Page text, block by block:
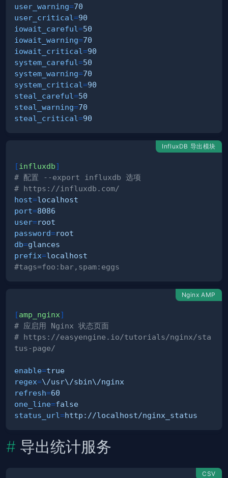
user_warning=70
user_critical=90
iowait_careful=50
iowait_warning=70
iowait_critical=90
system_careful=50
system_warning=70
system_critical=90
steal_careful=50
steal_warning=70
steal_critical=90
InfluxDB 导出模块
[ influxdb]
# 配置 --export influxdb 选项
# https://influxdb.com/
host=localhost
port=8086
user=root
password=root
db=glances
prefix=localhost
#tags=foo:bar,spam:eggs
Nginx AMP
[amp_nginx]
# 应启用 Nginx 状态页面
# https://easyengine.io/tutorials/nginx/sta
tus-page/
enable=true
regex=\/usr\/sbin\/nginx
refresh=60
one_line=false
status_url=http://localhost/nginx_status
导出统计服务
CSV